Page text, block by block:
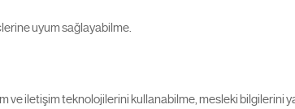
uyum sağlayabilme.
ve iletişim teknolojilerini kullanabilme, mesleki bilgilerini